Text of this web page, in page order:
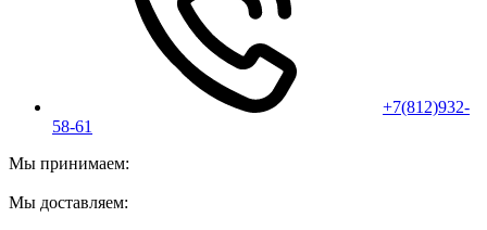
+7(812)932-
58-61
Мы принимаем:
Мы доставляем: